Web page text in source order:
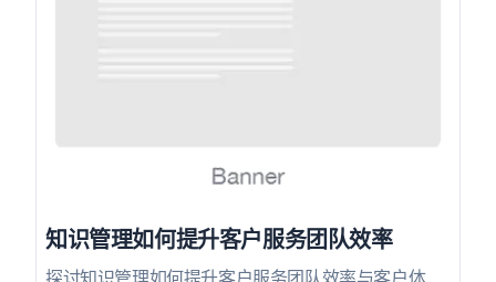
知识管理如何提升客户服务团队效率